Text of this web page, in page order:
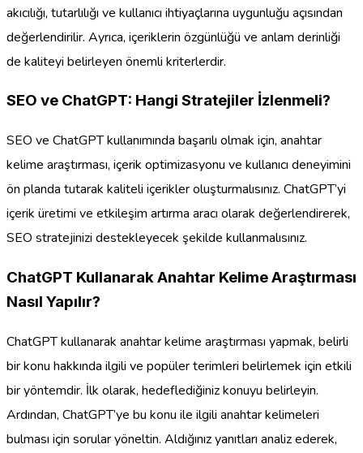
akıcılığı, tutarlılığı ve kullanıcı ihtiyaçlarına uygunluğu açısından
değerlendirilir. Ayrıca, içeriklerin özgünlüğü ve anlam derinliği
de kaliteyi belirleyen önemli kriterlerdir.
SEO ve ChatGPT: Hangi Stratejiler İzlenmeli?
SEO ve ChatGPT kullanımında başarılı olmak için, anahtar
kelime araştırması, içerik optimizasyonu ve kullanıcı deneyimini
ön planda tutarak kaliteli içerikler oluşturmalısınız. ChatGPT’yi
içerik üretimi ve etkileşim artırma aracı olarak değerlendirerek,
SEO stratejinizi destekleyecek şekilde kullanmalısınız.
ChatGPT Kullanarak Anahtar Kelime Araştırması
Nasıl Yapılır?
ChatGPT kullanarak anahtar kelime araştırması yapmak, belirli
bir konu hakkında ilgili ve popüler terimleri belirlemek için etkili
bir yöntemdir. İlk olarak, hedeflediğiniz konuyu belirleyin.
Ardından, ChatGPT’ye bu konu ile ilgili anahtar kelimeleri
bulması için sorular yöneltin. Aldığınız yanıtları analiz ederek,